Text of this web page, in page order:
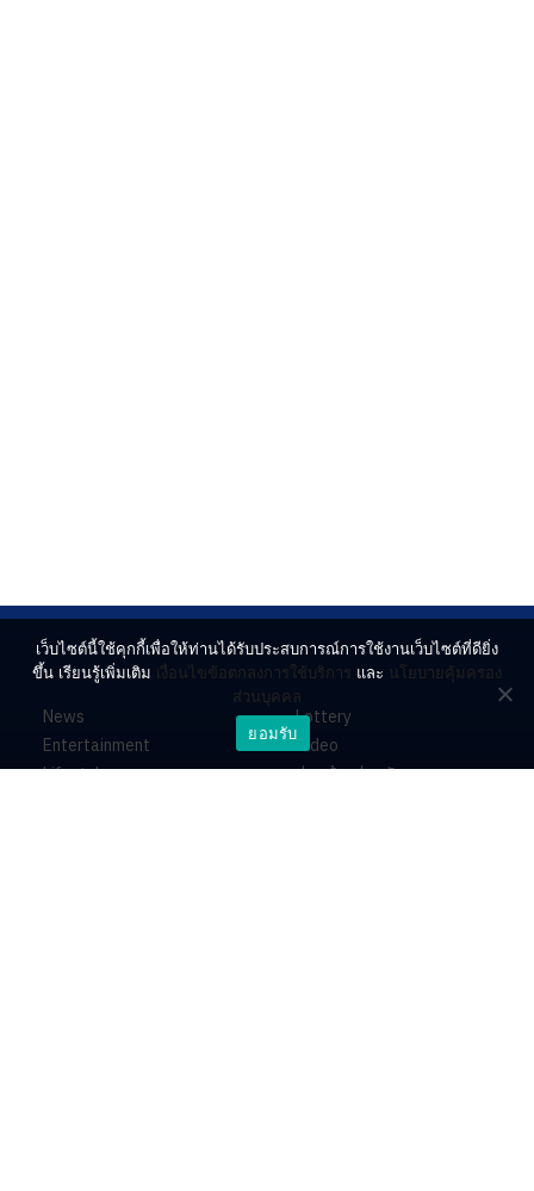
News
Entertainment
Lifestyle
Lottery
Video
ร่วมด้วยช่วยกัน
เว็บไซต์นี้ใช้คุกกี้เพื่อให้ท่านได้รับประสบการณ์การใช้งานเว็บไซต์ที่ดียิ่ง
ขึ้น เรียนรู้เพิ่มเติม เงื่อนไขข้อตกลงการใช้บริการ และ นโยบายคุ้มครอง
ส่วนบุคคล
ยอมรับ